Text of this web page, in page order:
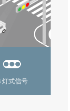
灯式信号